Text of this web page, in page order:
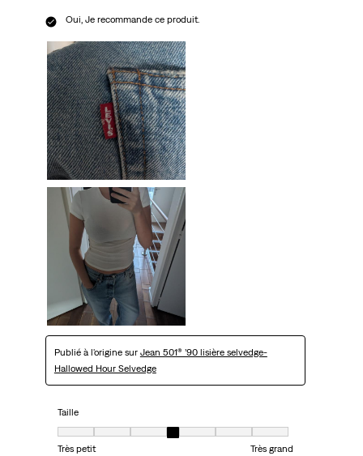
Oui, Je recommande ce produit.
Publié à l'origine sur Jean 501® ’90 lisière selvedge-
Hallowed Hour Selvedge
Taille
Taille, 4 sur 7, où 1 est égal à Très petit et 7 est égal à Très grand
Très petit
Très grand